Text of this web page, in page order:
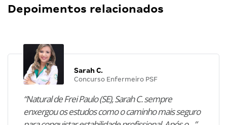
Depoimentos relacionados
Sarah C.
Concurso Enfermeiro PSF
“Natural de Frei Paulo (SE), Sarah C. sempre
enxergou os estudos como o caminho mais seguro